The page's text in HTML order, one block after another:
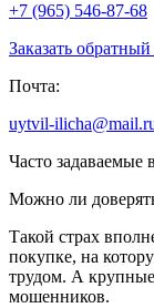
+7 (965) 546-87-68
Заказать
Почта:
uytvil-
Часто задаваемые
Можно ли
Такой страх
покупке, на
трудом. А
мошенников.